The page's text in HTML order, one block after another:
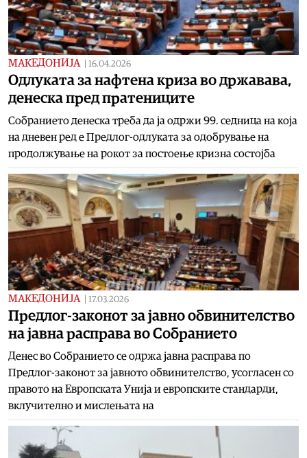
МАКЕДОНИЈА 16.04.2026
Одлуката за нафтена криза во државава,
денеска пред пратениците
Собранието денеска треба да ја одржи 99. седница на која
на дневен ред е Предлог-одлуката за одобрување на
продолжување на рокот за постоење кризна состојба
МАКЕДОНИЈА 17.03.2026
Предлог-законот за јавно обвинителство
на јавна расправа во Собранието
Денес во Собранието се одржа јавна расправа по
Предлог-законот за јавното обвинителство, усогласен со
правото на Европската Унија и европските стандарди,
вклучително и мислењата на